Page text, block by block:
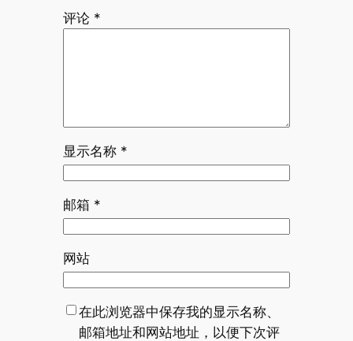
评论 *
显示名称 *
邮箱 *
网站
在此浏览器中保存我的显示名称、
邮箱地址和网站地址，以便下次评